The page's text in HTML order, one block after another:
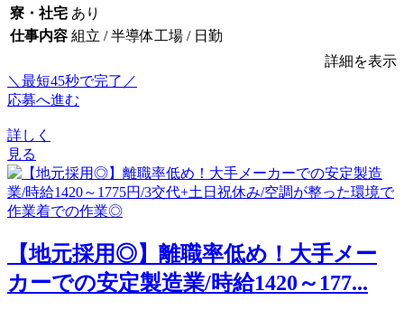
寮・社宅 あり
仕事内容 組立 / 半導体工場 / 日勤
詳細を表示
＼最短45秒で完了／
応募へ進む
詳しく
見る
【地元採用◎】離職率低め！大手メー
カーでの安定製造業/時給1420～177...